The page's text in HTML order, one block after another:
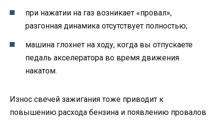
при нажатии на газ возникает «провал»,
разгонная динамика отсутствует полностью;
машина глохнет на ходу, когда вы отпускаете
педаль акселератора во время движения
накатом.
Износ свечей зажигания тоже приводит к
повышению расхода бензина и появлению провалов